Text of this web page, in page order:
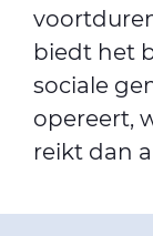
biedt het
sociale
opereert,
reikt dan